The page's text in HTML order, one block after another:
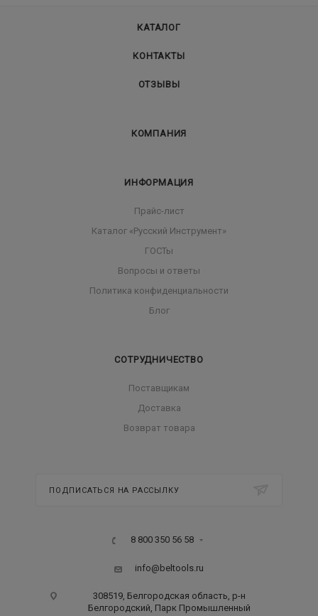
КАТАЛОГ
КОНТАКТЫ
ОТЗЫВЫ
КОМПАНИЯ
ИНФОРМАЦИЯ
Прайс-лист
Каталог «Русский Инструмент»
ГОСТы
Вопросы и ответы
Политика конфиденциальности
Блог
СОТРУДНИЧЕСТВО
Поставщикам
Доставка
Возврат товара
ПОДПИСАТЬСЯ НА РАССЫЛКУ
8 800 350 56 58
info@beltools.ru
308519, Белгородская область, р-н
Белгородский, Парк Промышленный